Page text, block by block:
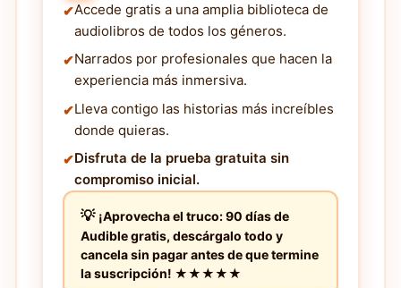
Accede gratis a una amplia biblioteca de
audiolibros de todos los géneros.
Narrados por profesionales que hacen la
experiencia más inmersiva.
Lleva contigo las historias más increíbles
donde quieras.
Disfruta de la prueba gratuita sin
compromiso inicial.
¡Aprovecha el truco: 90 días de
Audible gratis, descárgalo todo y
cancela sin pagar antes de que termine
la suscripción! ★★★★★